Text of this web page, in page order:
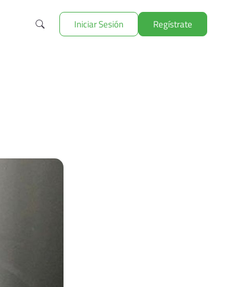
Iniciar Sesión Regístrate